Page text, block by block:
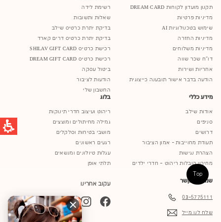
תקנון מועדון לקוחות DREAM CARD
מדיניות פרטיות
שימוש בטכנולוגיות AI
מדיניות החזרה
מדיניות משלוחים
דו"ח שכר שווה
אחריות ושירות
הודעה בדבר אישור תובענה כייצוגית
רשימת לידה
שאלות ותשובות
בדיקת יתרת כרטיס שילב
בדיקת יתרת כרטיס דרים קארד
רכישת כרטיס SHILAV GIFT CARD
רכישת כרטיס DREAM GIFT CARD
ביטול עסקה
הודעות לציבור
החשבון שלי
מידע כללי
אודות שילב
סניפים
דרושים
תעודת מחוייבות - אמון הציבור
הצהרת נגישות
מחירון הובלות ריהוט – חדרי ילדים
בלוג
ריהוט ועיצוב חדרי תינוקות
גמילה מחיתולים ומוצצים
מושבי בטיחות וסלקלים
רגעים ראשונים
עגלות טיולונים ומנשאים
תלתי אופן
שמור על קשר
03-5775111
שלח לנו מייל
עקוב אחרינו
Facebook
Instagram
TikTok
YouTube
Top